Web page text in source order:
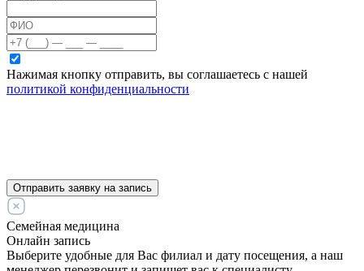
Нажимая кнопку отправить, вы соглашаетесь с нашей
политикой конфиденциальности
Отправить заявку на запись
Семейная медицина
Онлайн запись
Выберите удобные для Вас филиал и дату посещения, а наш